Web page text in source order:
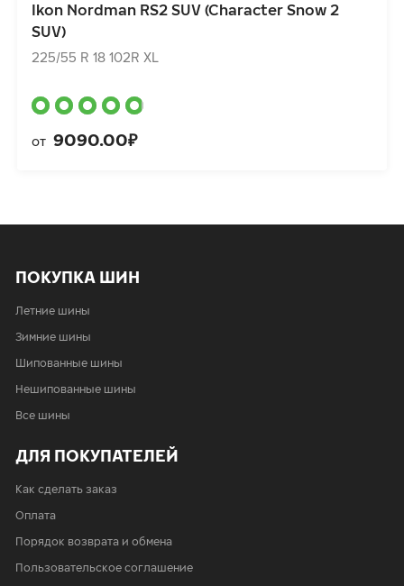
Ikon Nordman RS2 SUV (Character Snow 2
SUV)
225/55 R 18 102R XL
от 9090.00₽
от9090.00₽
ПОКУПКА ШИН
Летние шины
Зимние шины
Шипованные шины
Нешипованные шины
Все шины
ДЛЯ ПОКУПАТЕЛЕЙ
Как сделать заказ
Оплата
Порядок возврата и обмена
Пользовательское соглашение